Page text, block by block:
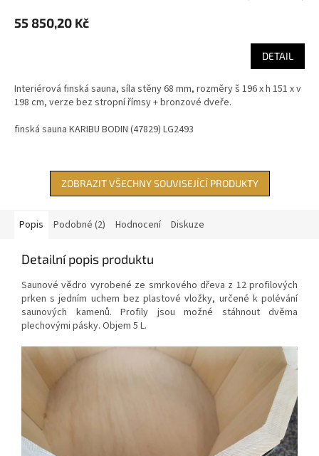
55 850,20 Kč
DETAIL
Interiérová finská sauna, síla stěny 68 mm, rozměry š 196 x h 151 x v
198 cm, verze bez stropní římsy + bronzové dveře.
finská sauna KARIBU BODIN (47829) LG2493
ZOBRAZIT VŠECHNY SOUVISEJÍCÍ PRODUKTY
Popis Podobné (2) Hodnocení Diskuze
Detailní popis produktu
Saunové vědro vyrobené ze smrkového dřeva z 12 profilových
prken s jedním uchem bez plastové vložky, určené k polévání
saunových kamenů. Profily jsou možné stáhnout dvěma
plechovými pásky. Objem 5 L.